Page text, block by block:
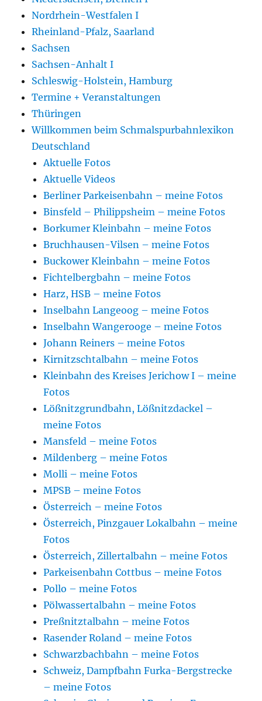
Nordrhein-Westfalen I
Rheinland-Pfalz, Saarland
Sachsen
Sachsen-Anhalt I
Schleswig-Holstein, Hamburg
Termine + Veranstaltungen
Thüringen
Willkommen beim Schmalspurbahnlexikon
Deutschland
Aktuelle Fotos
Aktuelle Videos
Berliner Parkeisenbahn – meine Fotos
Binsfeld – Philippsheim – meine Fotos
Borkumer Kleinbahn – meine Fotos
Bruchhausen-Vilsen – meine Fotos
Buckower Kleinbahn – meine Fotos
Fichtelbergbahn – meine Fotos
Harz, HSB – meine Fotos
Inselbahn Langeoog – meine Fotos
Inselbahn Wangerooge – meine Fotos
Johann Reiners – meine Fotos
Kirnitzschtalbahn – meine Fotos
Kleinbahn des Kreises Jerichow I – meine
Fotos
Lößnitzgrundbahn, Lößnitzdackel –
meine Fotos
Mansfeld – meine Fotos
Mildenberg – meine Fotos
Molli – meine Fotos
MPSB – meine Fotos
Österreich – meine Fotos
Österreich, Pinzgauer Lokalbahn – meine
Fotos
Österreich, Zillertalbahn – meine Fotos
Parkeisenbahn Cottbus – meine Fotos
Pollo – meine Fotos
Pölwassertalbahn – meine Fotos
Preßnitztalbahn – meine Fotos
Rasender Roland – meine Fotos
Schwarzbachbahn – meine Fotos
Schweiz, Dampfbahn Furka-Bergstrecke
– meine Fotos